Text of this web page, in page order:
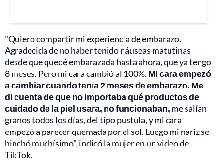
"Quiero compartir mi experiencia de embarazo.
Agradecida de no haber tenido náuseas matutinas
desde que quedé embarazada hasta ahora, que ya tengo
8 meses. Pero mi cara cambió al 100%. Mi cara empezó
a cambiar cuando tenía 2 meses de embarazo. Me
di cuenta de que no importaba qué productos de
cuidado de la piel usara, no funcionaban, me salían
granos todos los días, del tipo pústula, y mi cara
empezó a parecer quemada por el sol. Luego mi nariz se
hinchó muchísimo", indicó la mujer en un video de
TikTok.